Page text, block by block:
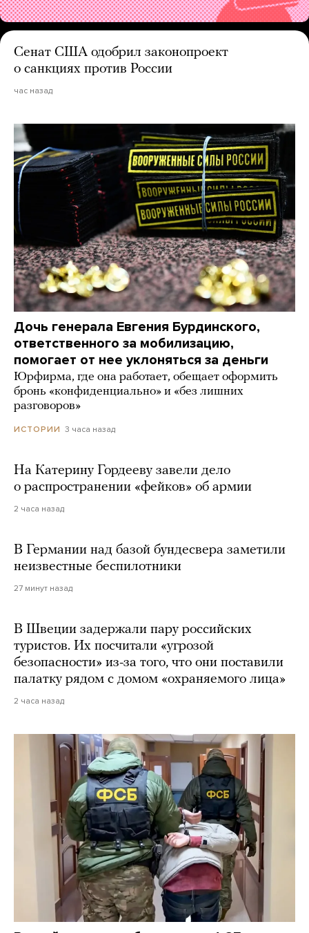
Сенат США одобрил законопроект
о санкциях против России
час назад
Дочь генерала Евгения Бурдинского,
ответственного за мобилизацию,
помогает от нее уклоняться за деньги
Юрфирма, где она работает, обещает оформить
бронь «конфиденциально» и «без лишних
разговоров»
ИСТОРИИ 3 часа назад
На Катерину Гордееву завели дело
о распространении «фейков» об армии
2 часа назад
В Германии над базой бундесвера заметили
неизвестные беспилотники
27 минут назад
В Швеции задержали пару российских
туристов. Их посчитали «угрозой
безопасности» из-за того, что они поставили
палатку рядом с домом «охраняемого лица»
2 часа назад